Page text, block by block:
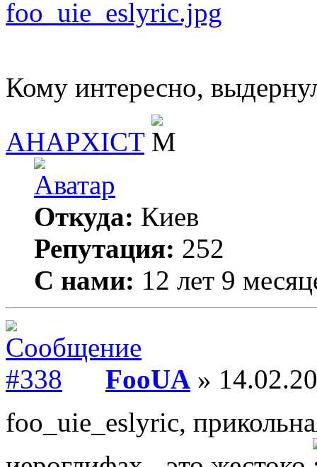
Кому интересно,
AHAPXICT
Откуда: Киев
Репутация: 252
С нами: 12 лет 9
FooUA »
foo_uie_eslyric,